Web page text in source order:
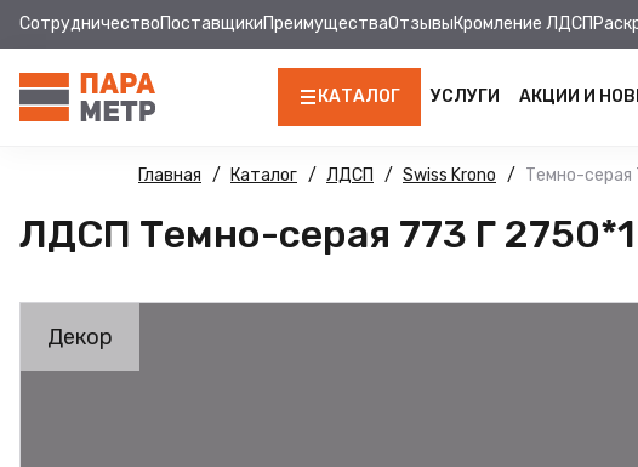
СотрудничествоПоставщикиПреимуществаОтзывыКромление ЛДСП
КАТАЛОГ
ЛДСП
КРОМКА
УСЛУГИ АКЦИИ И
Главная Каталог ЛДСП Swiss Krono Темно-серая
ЛДСП Темно-серая 773 Г
Декор